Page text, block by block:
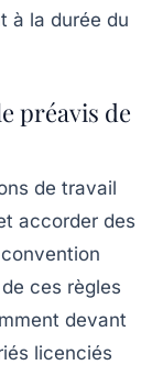
à la durée du
préavis de
de travail
accorder des
ces règles
devant
licenciés